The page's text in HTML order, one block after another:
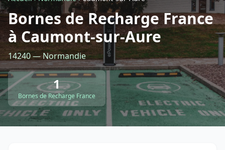
Retour à la liste des métiers
CGU-Confidentialité- Service proposé parViteUnDevis.com-Vous
Bornes de Recharge France
à Caumont-sur-Aure
14240 — Normandie
1
Bornes de Recharge France